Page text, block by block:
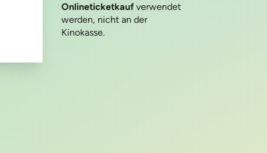
Onlineticketkauf verwendet
werden, nicht an der
Kinokasse.